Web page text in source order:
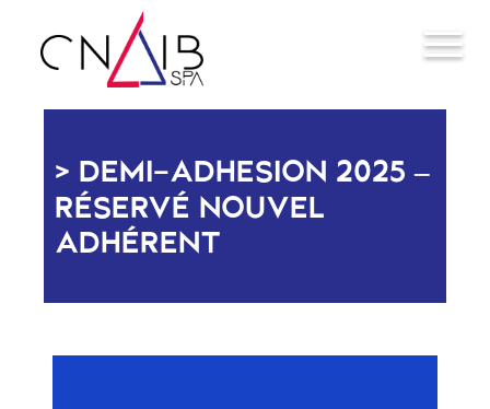
DEMI-ADHESION 2025 –
RÉSERVÉ NOUVEL
ADHÉRENT